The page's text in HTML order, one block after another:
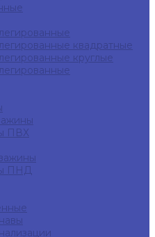
квадратные
круглые
ПВХ
ПНД